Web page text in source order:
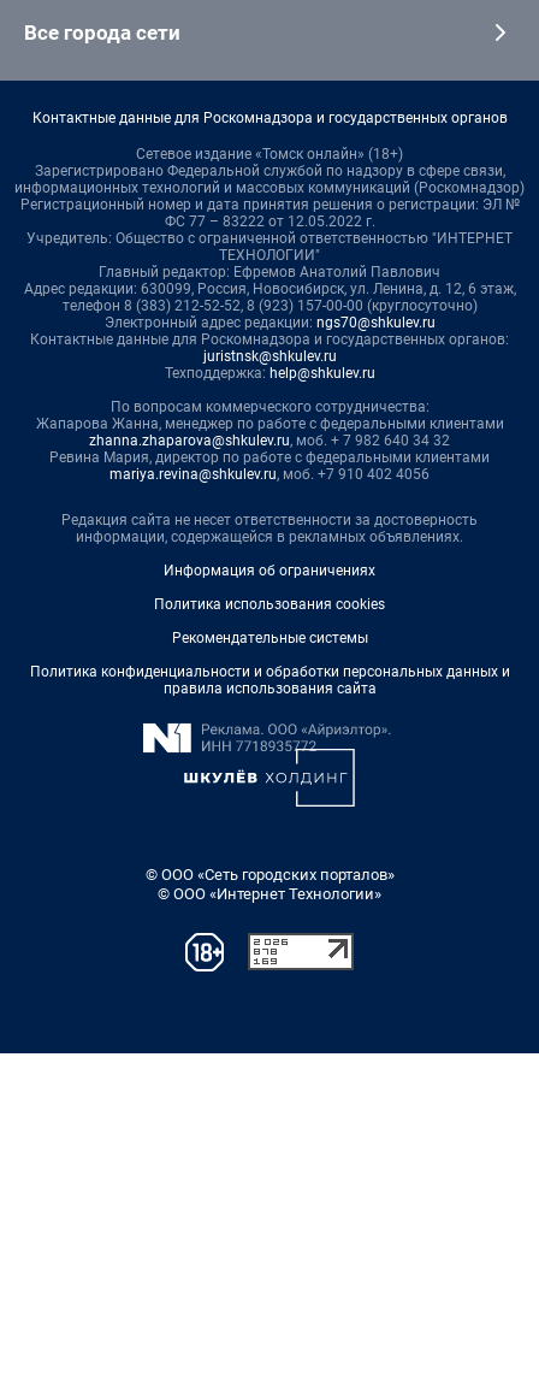
Все города сети
Контактные данные для Роскомнадзора и государственных органов
Сетевое издание «Томск онлайн» (18+)
Зарегистрировано Федеральной службой по надзору в сфере связи,
информационных технологий и массовых коммуникаций (Роскомнадзор)
Регистрационный номер и дата принятия решения о регистрации: ЭЛ №
ФС 77 – 83222 от 12.05.2022 г.
Учредитель: Общество с ограниченной ответственностью "ИНТЕРНЕТ
ТЕХНОЛОГИИ"
Главный редактор: Ефремов Анатолий Павлович
Адрес редакции: 630099, Россия, Новосибирск, ул. Ленина, д. 12, 6 этаж,
телефон 8 (383) 212-52-52, 8 (923) 157-00-00 (круглосуточно)
Электронный адрес редакции: ngs70@shkulev.ru
Контактные данные для Роскомнадзора и государственных органов:
juristnsk@shkulev.ru
Техподдержка: help@shkulev.ru
По вопросам коммерческого сотрудничества:
Жапарова Жанна, менеджер по работе с федеральными клиентами
zhanna.zhaparova@shkulev.ru, моб. + 7 982 640 34 32
Ревина Мария, директор по работе с федеральными клиентами
mariya.revina@shkulev.ru, моб. +7 910 402 4056
Редакция сайта не несет ответственности за достоверность
информации, содержащейся в рекламных объявлениях.
Информация об ограничениях
Политика использования cookies
Рекомендательные системы
Политика конфиденциальности и обработки персональных данных и
правила использования сайта
© ООО «Сеть городских порталов»
© ООО «Интернет Технологии»